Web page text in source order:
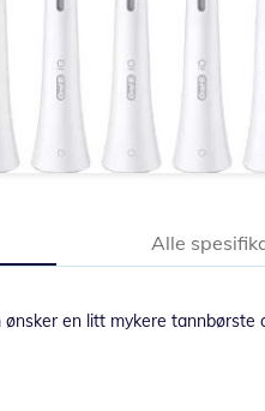
en litt mykere
Alle